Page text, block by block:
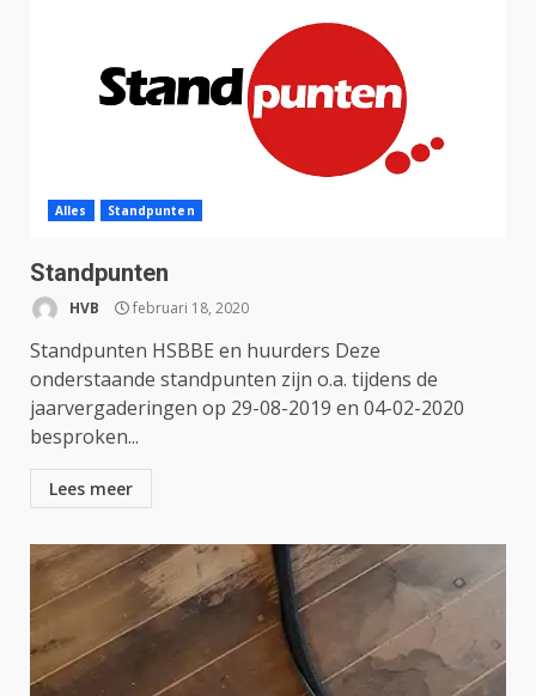
Alles Standpunten
Standpunten
HVB februari 18, 2020
Standpunten HSBBE en huurders Deze
onderstaande standpunten zijn o.a. tijdens de
jaarvergaderingen op 29-08-2019 en 04-02-2020
besproken...
Lees meer